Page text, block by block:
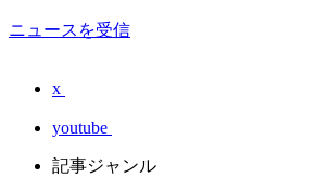
ニュースを受信
x
youtube
記事ジャンル